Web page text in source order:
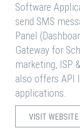
Software
send SMS
Panel
Gateway for
marketing, ISP
also offers API
applications.
VISIT WEBSITE